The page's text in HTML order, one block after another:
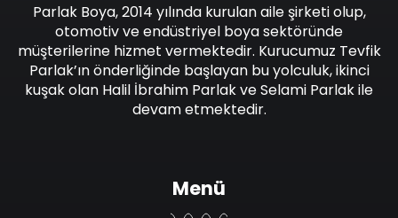
Parlak Boya, 2014 yılında kurulan aile şirketi olup,
otomotiv ve endüstriyel boya sektöründe
müşterilerine hizmet vermektedir. Kurucumuz Tevfik
Parlak’ın önderliğinde başlayan bu yolculuk, ikinci
kuşak olan Halil İbrahim Parlak ve Selami Parlak ile
devam etmektedir.
Menü